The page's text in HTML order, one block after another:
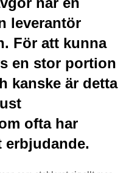
leverantör
För att kunna
en stor portion
kanske är detta
ofta har
erbjudande.